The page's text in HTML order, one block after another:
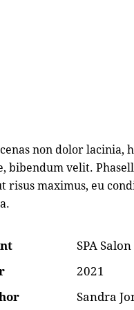
non dolor lacinia,
bibendum velit.
risus maximus, eu
SPA Salon
2021
Sandra